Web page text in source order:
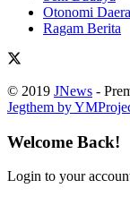
Otonomi
Ragam Berita
© 2019 JNews -
Jegthem by
Welcome Back!
Login to your